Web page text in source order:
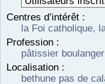
Centres d’intérêt :
la Foi catholique,
Profession :
pâtissier
Localisation :
bethune pas de